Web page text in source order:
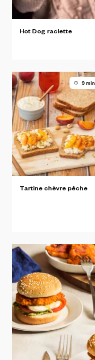
Hot Dog raclette
9 min.
Tartine chèvre pêche